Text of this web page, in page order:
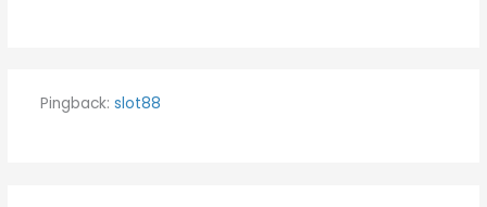
Pingback: slot88